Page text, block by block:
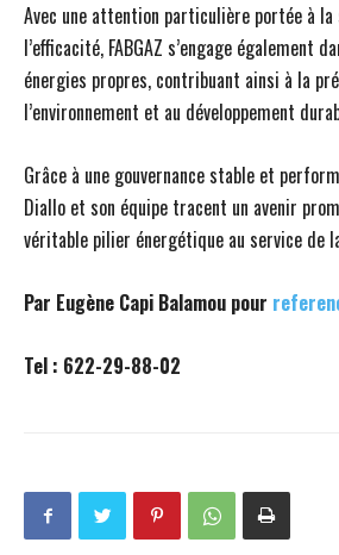
Avec une attention particulière portée à
l’efficacité, FABGAZ s’engage également
énergies propres, contribuant ainsi à la
l’environnement et au développement
Grâce à une gouvernance stable et
Diallo et son équipe tracent un avenir
véritable pilier énergétique au service de
Par Eugène Capi Balamou pour
Tel : 622-29-88-02